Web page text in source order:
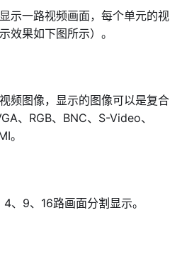
示一路视频画面，每个单元的视
效果如下图所示）。
频图像，显示的图像可以是复合
、RGB、BNC、S-Video、
。
、9、16路画面分割显示。